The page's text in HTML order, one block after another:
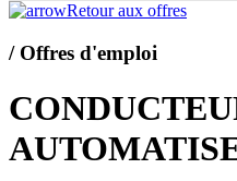
Retour aux offres
/ Offres d'emploi